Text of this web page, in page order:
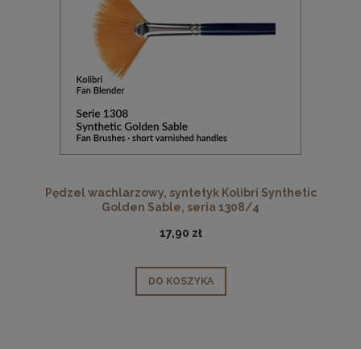
Pędzel wachlarzowy, syntetyk Kolibri Synthetic
Golden Sable, seria 1308/4
17,90 zł
DO KOSZYKA